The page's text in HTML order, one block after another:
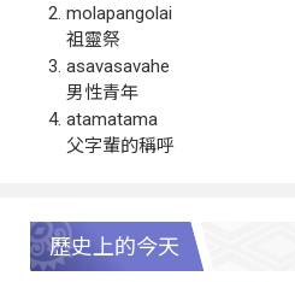
molapangolai
祖靈祭
asavasavahe
男性青年
atamatama
父字輩的稱呼
歷史上的今天